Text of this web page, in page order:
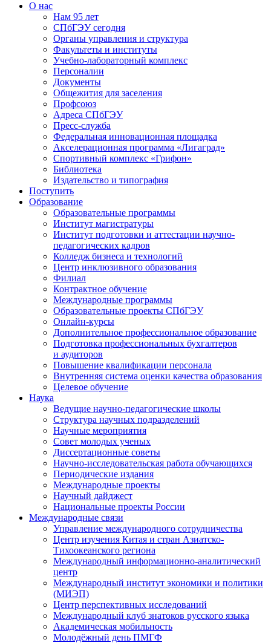
О нас
Нам 95 лет
СПбГЭУ сегодня
Органы управления и структура
Факультеты и институты
Учебно-лабораторный комплекс
Персоналии
Документы
Общежития для заселения
Профсоюз
Адреса СПбГЭУ
Пресс-служба
Федеральная инновационная площадка
Акселерационная программа «Лигаград»­­
Спортивный комплекс «Грифон»
Библиотека
Издательство и типография
Поступить
Образование
Образовательные программы
Институт магистратуры
Институт подготовки и аттестации научно-
педагогических кадров
Колледж бизнеса и технологий
Центр инклюзивного образования
Филиал
Контрактное обучение
Международные программы
Образовательные проекты СПбГЭУ
Онлайн-курсы
Дополнительное профессиональное образование
Подготовка профессиональных бухгалтеров
и аудиторов
Повышение квалификации персонала
Внутренняя система оценки качества образования
Целевое обучение
Наука
Ведущие научно-педагогические школы
Структура научных подразделений
Научные мероприятия
Совет молодых ученых
Диссертационные советы
Научно-исследовательская работа обучающихся
Периодические издания
Международные проекты
Научный дайджест
Национальные проекты России
Международные связи
Управление международного сотрудничества
Центр изучения Китая и стран Азиатско-
Тихоокеанского региона
Международный информационно-аналитический
центр
Международный институт экономики и политики
(МИЭП)
Центр перспективных исследований
Международный клуб знатоков русского языка
Академическая мобильность
Молодёжный день ПМГФ